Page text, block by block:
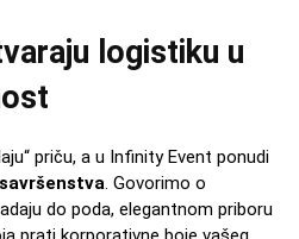
logistiku u
priču, a u Infinity Event ponudi
. Govorimo o
do poda, elegantnom priboru